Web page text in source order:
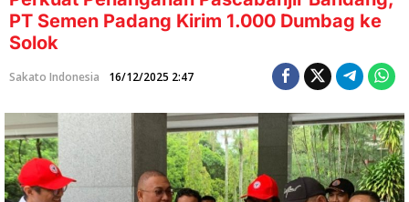
k
u
P
n
n
PT Semen Padang Kirim 1.000 Dumbag ke
Solok
Sakato Indonesia 16/12/2025 2:47